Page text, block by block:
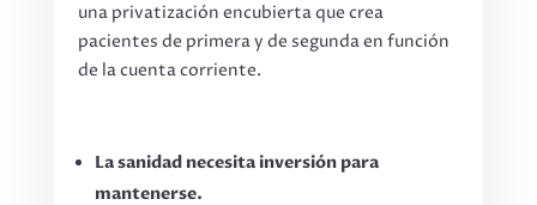
una privatización encubierta que crea
pacientes de primera y de segunda en función
de la cuenta corriente.
La sanidad necesita inversión para
mantenerse.